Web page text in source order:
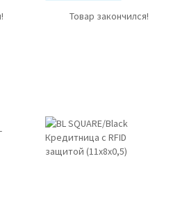
Товар закончился!